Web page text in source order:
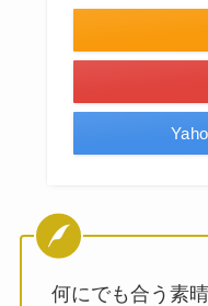
何にでも合う素